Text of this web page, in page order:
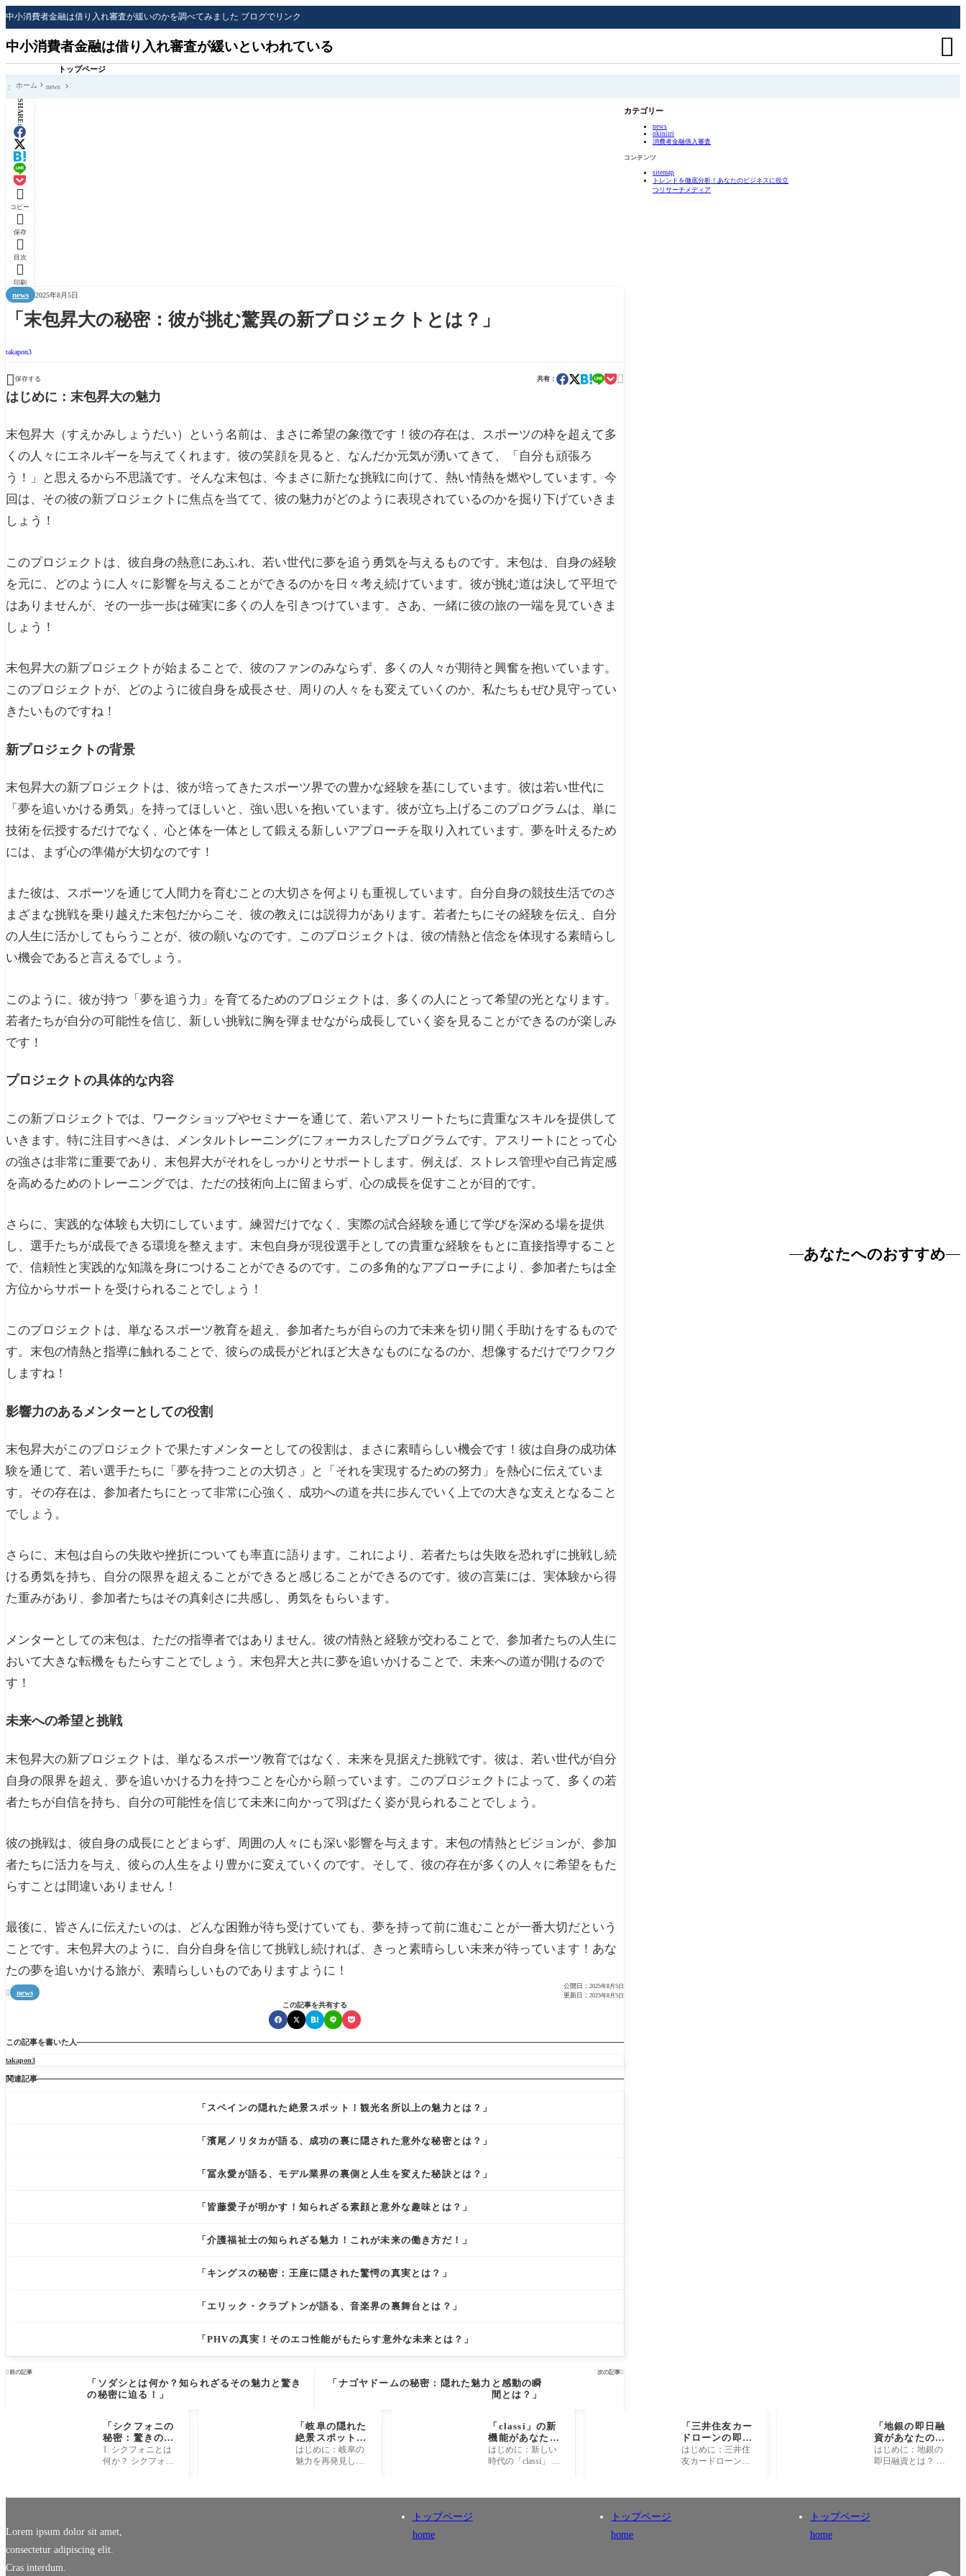
中小消費者金融は借り入れ審査が緩いのかを調べてみました ブログでリンク
中小消費者金融は借り入れ審査が緩いといわれている
トップページ

 ホーム news
SHARE:

コピー

保存

目次

印刷
news 2025年8月5日
「末包昇大の秘密：彼が挑む驚異の新プロジェクトとは？」
takapon3
 保存する 共有： 
はじめに：末包昇大の魅力
末包昇大（すえかみしょうだい）という名前は、まさに希望の象徴です！彼の存在は、スポーツの枠を超えて多
くの人々にエネルギーを与えてくれます。彼の笑顔を見ると、なんだか元気が湧いてきて、「自分も頑張ろ
う！」と思えるから不思議です。そんな末包は、今まさに新たな挑戦に向けて、熱い情熱を燃やしています。今
回は、その彼の新プロジェクトに焦点を当てて、彼の魅力がどのように表現されているのかを掘り下げていきま
しょう！
このプロジェクトは、彼自身の熱意にあふれ、若い世代に夢を追う勇気を与えるものです。末包は、自身の経験
を元に、どのように人々に影響を与えることができるのかを日々考え続けています。彼が挑む道は決して平坦で
はありませんが、その一歩一歩は確実に多くの人を引きつけています。さあ、一緒に彼の旅の一端を見ていきま
しょう！
末包昇大の新プロジェクトが始まることで、彼のファンのみならず、多くの人々が期待と興奮を抱いています。
このプロジェクトが、どのように彼自身を成長させ、周りの人々をも変えていくのか、私たちもぜひ見守ってい
きたいものですね！
新プロジェクトの背景
末包昇大の新プロジェクトは、彼が培ってきたスポーツ界での豊かな経験を基にしています。彼は若い世代に
「夢を追いかける勇気」を持ってほしいと、強い思いを抱いています。彼が立ち上げるこのプログラムは、単に
技術を伝授するだけでなく、心と体を一体として鍛える新しいアプローチを取り入れています。夢を叶えるため
には、まず心の準備が大切なのです！
また彼は、スポーツを通じて人間力を育むことの大切さを何よりも重視しています。自分自身の競技生活でのさ
まざまな挑戦を乗り越えた末包だからこそ、彼の教えには説得力があります。若者たちにその経験を伝え、自分
の人生に活かしてもらうことが、彼の願いなのです。このプロジェクトは、彼の情熱と信念を体現する素晴らし
い機会であると言えるでしょう。
このように、彼が持つ「夢を追う力」を育てるためのプロジェクトは、多くの人にとって希望の光となります。
若者たちが自分の可能性を信じ、新しい挑戦に胸を弾ませながら成長していく姿を見ることができるのが楽しみ
です！
プロジェクトの具体的な内容
この新プロジェクトでは、ワークショップやセミナーを通じて、若いアスリートたちに貴重なスキルを提供して
いきます。特に注目すべきは、メンタルトレーニングにフォーカスしたプログラムです。アスリートにとって心
の強さは非常に重要であり、末包昇大がそれをしっかりとサポートします。例えば、ストレス管理や自己肯定感
を高めるためのトレーニングでは、ただの技術向上に留まらず、心の成長を促すことが目的です。
さらに、実践的な体験も大切にしています。練習だけでなく、実際の試合経験を通じて学びを深める場を提供
し、選手たちが成長できる環境を整えます。末包自身が現役選手としての貴重な経験をもとに直接指導すること
で、信頼性と実践的な知識を身につけることができるのです。この多角的なアプローチにより、参加者たちは全
方位からサポートを受けられることでしょう！
このプロジェクトは、単なるスポーツ教育を超え、参加者たちが自らの力で未来を切り開く手助けをするもので
す。末包の情熱と指導に触れることで、彼らの成長がどれほど大きなものになるのか、想像するだけでワクワク
しますね！
影響力のあるメンターとしての役割
末包昇大がこのプロジェクトで果たすメンターとしての役割は、まさに素晴らしい機会です！彼は自身の成功体
験を通じて、若い選手たちに「夢を持つことの大切さ」と「それを実現するための努力」を熱心に伝えていま
す。その存在は、参加者たちにとって非常に心強く、成功への道を共に歩んでいく上での大きな支えとなること
でしょう。
さらに、末包は自らの失敗や挫折についても率直に語ります。これにより、若者たちは失敗を恐れずに挑戦し続
ける勇気を持ち、自分の限界を超えることができると感じることができるのです。彼の言葉には、実体験から得
た重みがあり、参加者たちはその真剣さに共感し、勇気をもらいます。
メンターとしての末包は、ただの指導者ではありません。彼の情熱と経験が交わることで、参加者たちの人生に
おいて大きな転機をもたらすことでしょう。末包昇大と共に夢を追いかけることで、未来への道が開けるので
す！
未来への希望と挑戦
末包昇大の新プロジェクトは、単なるスポーツ教育ではなく、未来を見据えた挑戦です。彼は、若い世代が自分
自身の限界を超え、夢を追いかける力を持つことを心から願っています。このプロジェクトによって、多くの若
者たちが自信を持ち、自分の可能性を信じて未来に向かって羽ばたく姿が見られることでしょう。
彼の挑戦は、彼自身の成長にとどまらず、周囲の人々にも深い影響を与えます。末包の情熱とビジョンが、参加
者たちに活力を与え、彼らの人生をより豊かに変えていくのです。そして、彼の存在が多くの人々に希望をもた
らすことは間違いありません！
最後に、皆さんに伝えたいのは、どんな困難が待ち受けていても、夢を持って前に進むことが一番大切だという
ことです。末包昇大のように、自分自身を信じて挑戦し続ければ、きっと素晴らしい未来が待っています！あな
たの夢を追いかける旅が、素晴らしいものでありますように！
 news
公開日： 2025年8月5日
更新日： 2025年8月5日
この記事を共有する
この記事を書いた人
takapon3
関連記事
「スペインの隠れた絶景スポット！観光名所以上の魅力とは？」
「濱尾ノリタカが語る、成功の裏に隠された意外な秘密とは？」
「冨永愛が語る、モデル業界の裏側と人生を変えた秘訣とは？」
「皆藤愛子が明かす！知られざる素顔と意外な趣味とは？」
「介護福祉士の知られざる魅力！これが未来の働き方だ！」
「キングスの秘密：王座に隠された驚愕の真実とは？」
「エリック・クラプトンが語る、音楽界の裏舞台とは？」
「PHVの真実！そのエコ性能がもたらす意外な未来とは？」
前の記事
「ソダシとは何か？知られざるその魅力と驚き
の秘密に迫る！」
次の記事
「ナゴヤドームの秘密：隠れた魅力と感動の瞬
間とは？」
カテゴリー
news
okiniiri
消費者金融借入審査
コンテンツ
sitemap
トレンドを徹底分析！あなたのビジネスに役立
つリサーチメディア
あなたへのおすすめ
「シクフォニの
秘密：驚きの音
楽体験があなた
を待ってい
1. シクフォニとは
何か？ シクフォ
な風潮を生み出す
ーモニー
「岐阜の隠れた
絶景スポット！
知られざる美し
さを発見する
はじめに：岐阜の
魅力を再発見しよ
と深い歴史が交錯
「classi」の新
機能があなたの
毎日を劇的に変
える!? 驚きの活
はじめに：新しい
時代の「classi」 私
によって日々変わ
「三井住友カー
ドローンの即日
融資、実はこん
な裏技が！」
はじめに：三井住
友カードローンの
急な出費や予期し
「地銀の即日融
資があなたの人
生を変える!? 知
られざる裏技と
はじめに：地銀の
即日融資とは？ 私
ルやチャンスによ
Lorem ipsum dolor sit amet,
consectetur adipiscing elit.
Cras interdum.
トップページ
home
トップページ
home
トップページ
home